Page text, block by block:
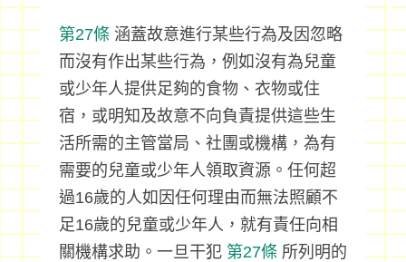
第27條 涵蓋故意進行某些行為及因忽略
而沒有作出某些行為，例如沒有為兒童
或少年人提供足夠的食物、衣物或住
宿，或明知及故意不向負責提供這些生
活所需的主管當局、社團或機構，為有
需要的兒童或少年人領取資源。任何超
過16歲的人如因任何理由而無法照顧不
足16歲的兒童或少年人，就有責任向相
關機構求助。一旦干犯 第27條 所列明的